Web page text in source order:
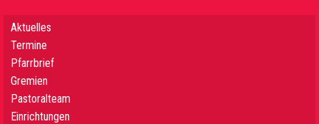
Aktuelles
Termine
Pfarrbrief
Gremien
Pastoralteam
Einrichtungen